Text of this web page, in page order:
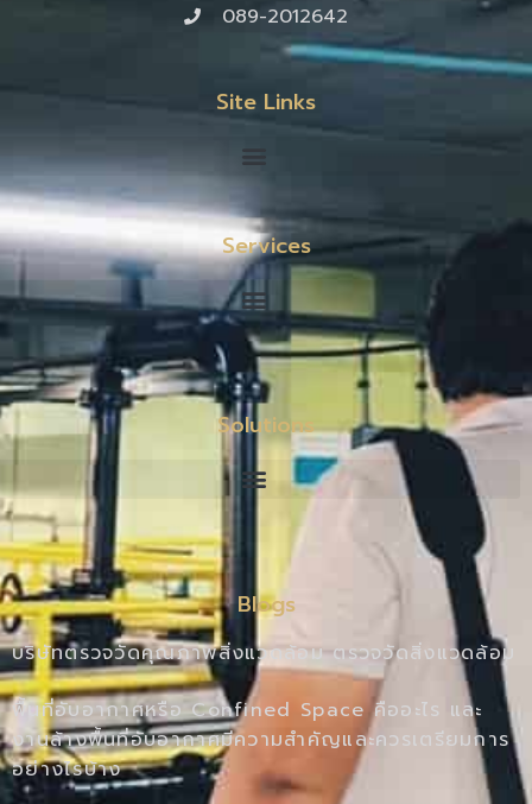
089-2012642
Site Links
Services
Solutions
Blogs
บริษัทตรวจวัดคุณภาพสิ่งแวดล้อม ตรวจวัดสิ่งแวดล้อม
พื้นที่อับอากาศหรือ Confined Space คืออะไร และ
งานล้างพื้นที่อับอากาศมีความสำคัญและควรเตรียมการ
อย่างไรบ้าง